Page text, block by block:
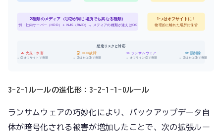
2種類のメディア（①②が同じ場所でも異なる種類）
例：社内サーバー（HDD）＋ NAS（RAID）→ メディアの種類が違えばOK
1つはオフサイトに！
物理的に離れた場所に保管
想定リスクと対応
🔥 火災・水害
→ ③オフサイトで復旧
💻 HDD故障
→ ②または③で復旧
🦠 ランサムウェア
→ オフライン③で復旧
🙈 誤削除
→ ②または③で復旧
3-2-1ルールの進化形：3-2-1-1-0ルール
ランサムウェアの巧妙化により、バックアップデータ自
体が暗号化される被害が増加したことで、次の拡張ルー